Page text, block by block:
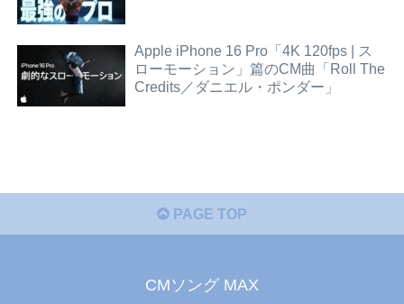
Apple iPhone 16 Pro「4K 120fps | ス
ローモーション」篇のCM曲「Roll The
Credits／ダニエル・ポンダー」
PAGE TOP
CMソング MAX